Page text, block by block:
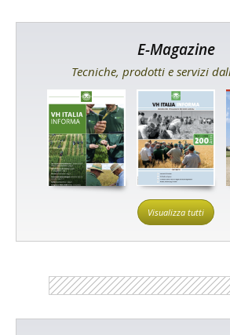
E-Magazine
Tecniche, prodotti e servizi
Visualizza tutti